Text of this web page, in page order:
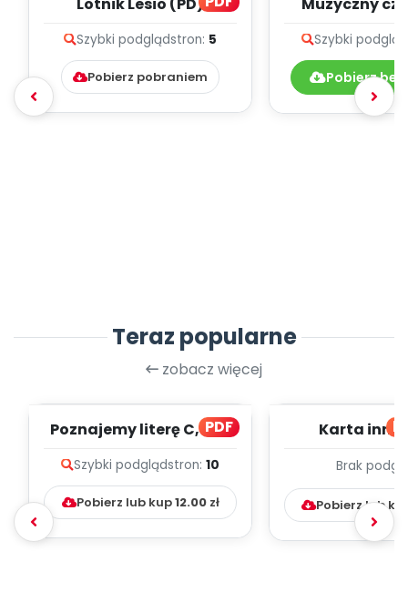
Lotnik Lesio (PD)
Szybki podglądstron: 5
Pobierz pobraniem
Muzyczny
Szybki podgląd
Pobierz
Teraz popularne
zobacz więcej
PDF
Poznajemy literę C, cz. 1
Szybki podglądstron: 10
Pobierz lub kup12.00zł
Karta
Brak
Pobierz lub